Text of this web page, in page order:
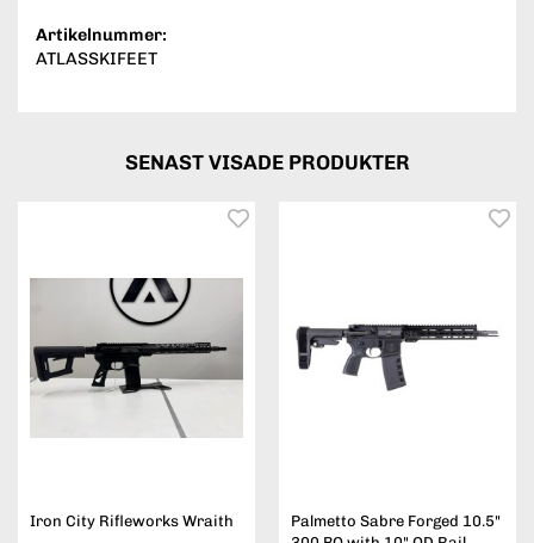
Artikelnummer:
ATLASSKIFEET
SENAST VISADE PRODUKTER
Iron City Rifleworks Wraith
Palmetto Sabre Forged 10.5"